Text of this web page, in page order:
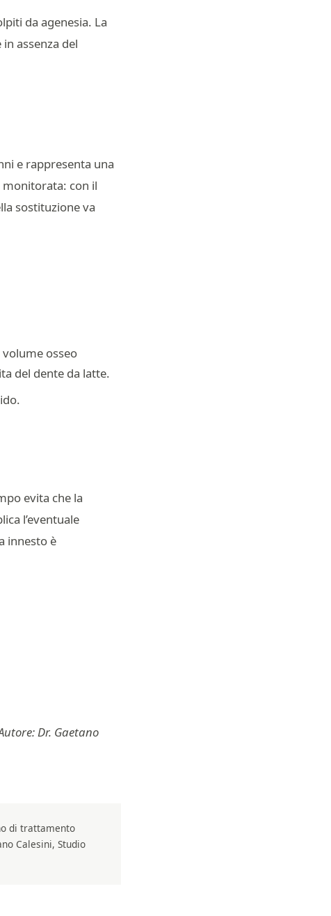
da agenesia. La
assenza del
e rappresenta una
monitorata: con il
sostituzione va
osseo
del dente da latte.
evita che la
l’eventuale
innesto è
Dr. Gaetano
di trattamento
Calesini, Studio